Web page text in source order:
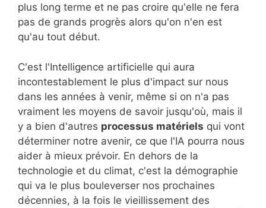
plus long terme et ne pas croire qu'elle ne fera
pas de grands progrès alors qu'on n'en est
qu'au tout début.
C'est l'Intelligence artificielle qui aura
incontestablement le plus d'impact sur nous
dans les années à venir, même si on n'a pas
vraiment les moyens de savoir jusqu'où, mais il
y a bien d'autres processus matériels qui vont
déterminer notre avenir, ce que l'IA pourra nous
aider à mieux prévoir. En dehors de la
technologie et du climat, c'est la démographie
qui va le plus bouleverser nos prochaines
décennies, à la fois le vieillissement des